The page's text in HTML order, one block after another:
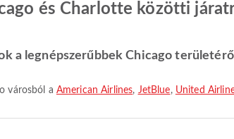
és Charlotte közötti
a legnépszerűbbek Chicago
városból a American Airlines, JetBlue, United